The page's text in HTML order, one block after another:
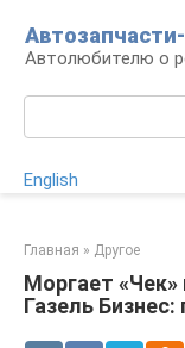
контенту
Автолюбителю о
English
Главная » Другое
Моргает «Чек»
Газель